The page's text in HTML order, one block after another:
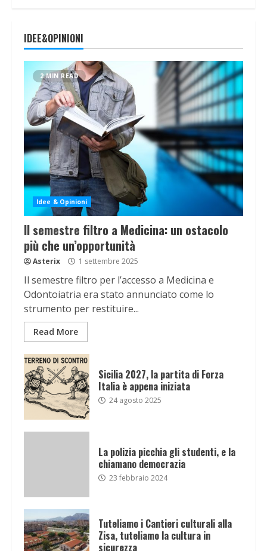
IDEE&OPINIONI
2 MIN READ
Idee & Opinioni
Il semestre filtro a Medicina: un ostacolo
più che un’opportunità
Asterix 1 settembre 2025
Il semestre filtro per l’accesso a Medicina e
Odontoiatria era stato annunciato come lo
strumento per restituire...
Read More
Sicilia 2027, la partita di Forza
Italia è appena iniziata
24 agosto 2025
La polizia picchia gli studenti, e la
chiamano democrazia
23 febbraio 2024
Tuteliamo i Cantieri culturali alla
Zisa, tuteliamo la cultura in
sicurezza